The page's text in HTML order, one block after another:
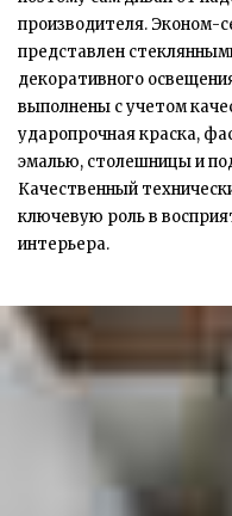
производителя. Эконом-
представлен
декоративного
выполнены с учетом
ударопрочная краска,
эмалью, столешницы и
Качественный
ключевую роль в
интерьера.